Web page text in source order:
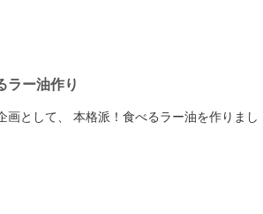
ラー油作り
として、 本格派！食べるラー油を作りまし